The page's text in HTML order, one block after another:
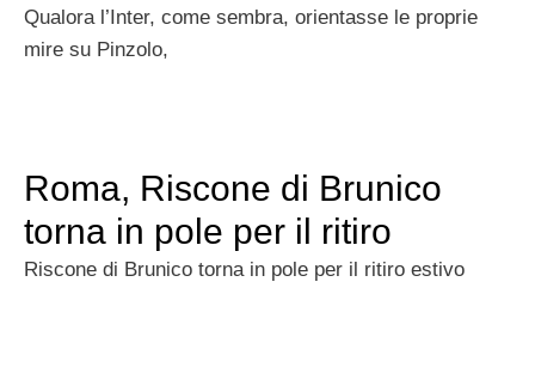
Qualora l’Inter, come sembra, orientasse le proprie
mire su Pinzolo,
Roma, Riscone di Brunico
torna in pole per il ritiro
Riscone di Brunico torna in pole per il ritiro estivo